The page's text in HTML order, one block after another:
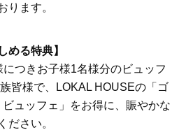
ります。
める特典】
つきお子様1名様分のビュッフ
皆様で、LOKAL HOUSEの「ゴ
ュッフェ」をお得に、賑やかな
ださい。